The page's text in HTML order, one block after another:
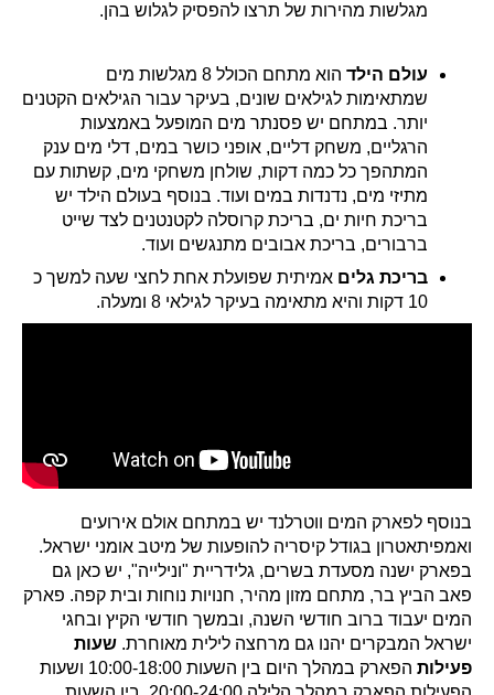
מגלשות מהירות של תרצו להפסיק לגלוש בהן.
עולם הילד
הוא מתחם הכולל 8 מגלשות מים
שמתאימות לגילאים שונים, בעיקר עבור הגילאים הקטנים
יותר. במתחם יש פסנתר מים המופעל באמצעות
הרגליים, משחק דליים, אופני כושר במים, דלי מים ענק
המתהפך כל כמה דקות, שולחן משחקי מים, קשתות עם
מתיזי מים, נדנדות במים ועוד. בנוסף בעולם הילד יש
בריכת חיות ים, בריכת קרוסלה לקטנטנים לצד שייט
ברבורים, בריכת אבובים מתנגשים ועוד.
בריכת גלים אמיתית שפועלת אחת לחצי שעה למשך כ
10 דקות והיא מתאימה בעיקר לגילאי 8 ומעלה.
בנוסף לפארק המים ווטרלנד יש במתחם אולם אירועים
ואמפיתאטרון בגודל קיסריה להופעות של מיטב אומני ישראל.
בפארק ישנה מסעדת בשרים, גלידריית "ונילייה", יש כאן גם
פאב הביץ בר, מתחם מזון מהיר, חנויות נוחות ובית קפה. פארק
המים יעבוד ברוב חודשי השנה, ובמשך חודשי הקיץ ובחגי
ישראל המבקרים יהנו גם מרחצה לילית מאוחרת. שעות
פעילות
הפארק במהלך היום בין השעות 10:00-18:00 ושעות